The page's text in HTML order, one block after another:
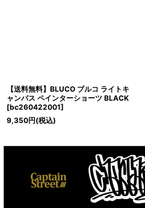
【送料無料】BLUCO ブルコ ライトキ
ャンバス ペインターショーツ BLACK
[bc260422001]
9,350円(税込)